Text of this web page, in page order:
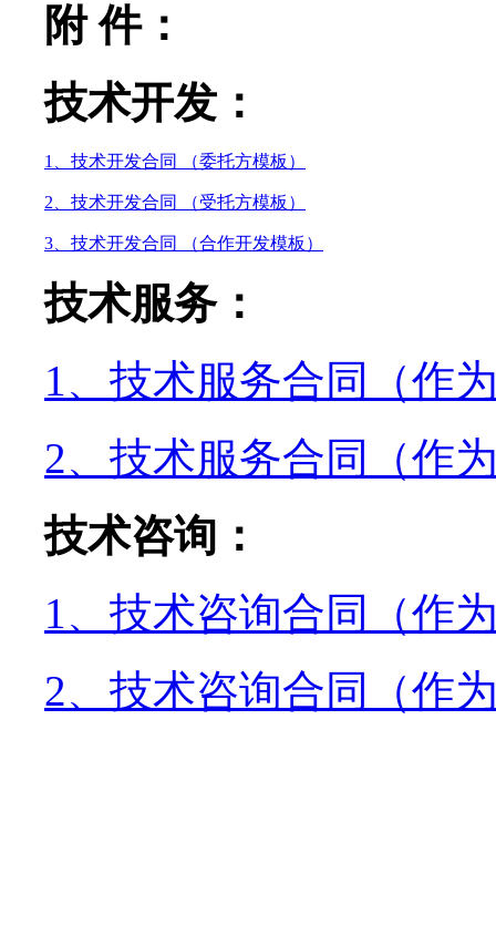
附 件：
技术开发：
1、技术开发合同 （委托方模板）
2、技术开发合同 （受托方模板）
3、技术开发合同 （合作开发模板）
技术服务：
1、技术服务合同（作
2、技术服务合同（作
技术咨询：
1、技术咨询合同（作
2、技术咨询合同（作